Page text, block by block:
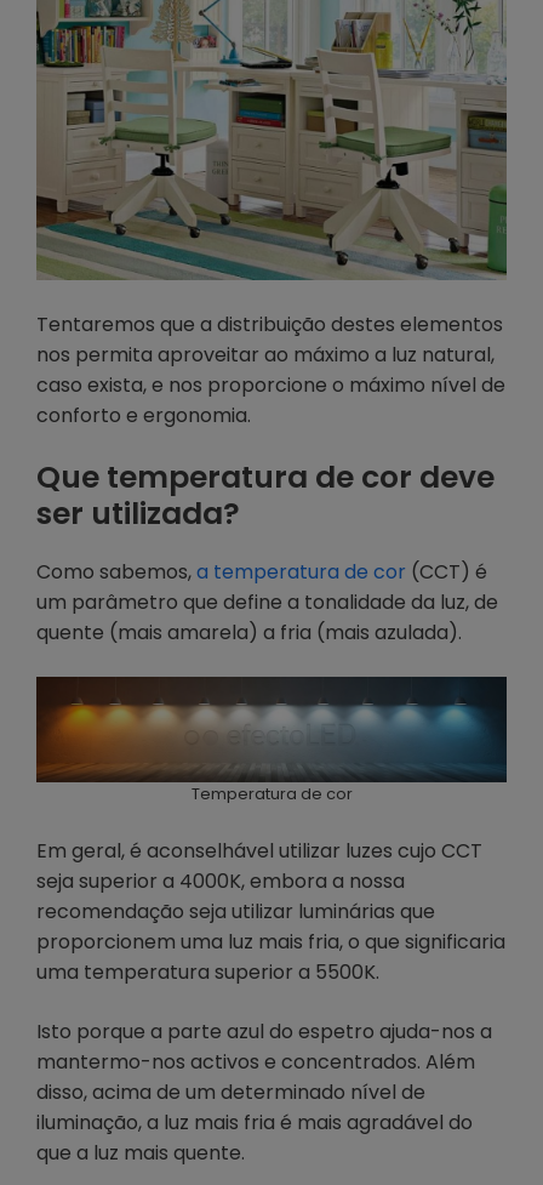
Tentaremos que a distribuição destes elementos
nos permita aproveitar ao máximo a luz natural,
caso exista, e nos proporcione o máximo nível de
conforto e ergonomia.
Que temperatura de cor deve
ser utilizada?
Como sabemos,a temperatura de cor (CCT) é
um parâmetro que define a tonalidade da luz, de
quente (mais amarela) a fria (mais azulada).
Temperatura de cor
Em geral, é aconselhável utilizar luzes cujo CCT
seja superior a 4000K, embora a nossa
recomendação seja utilizar luminárias que
proporcionem uma luz mais fria, o que significaria
uma temperatura superior a 5500K.
Isto porque a parte azul do espetro ajuda-nos a
mantermo-nos activos e concentrados. Além
disso, acima de um determinado nível de
iluminação, a luz mais fria é mais agradável do
que a luz mais quente.